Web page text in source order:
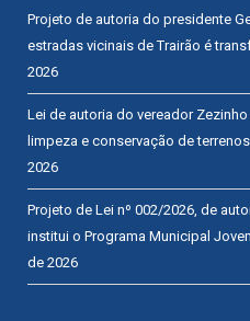
Projeto de autoria do presidente
estradas vicinais de Trairão é
2026
Lei de autoria do vereador
limpeza e conservação de
2026
Projeto de Lei nº 002/2026, de
institui o Programa Municipal
de 2026